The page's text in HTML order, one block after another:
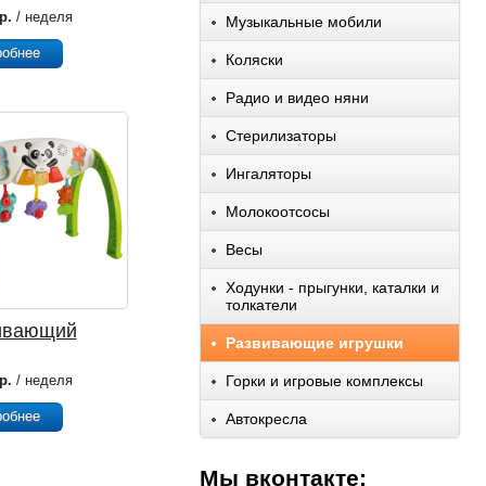
р. / неделя
Растем
р. / неделя
Музыкальные мобили
Коляски
Радио и видео няни
Стерилизаторы
Ингаляторы
Молокоотсосы
Весы
Ходунки - прыгунки, каталки и
толкатели
Развивающие игрушки
Горки и игровые комплексы
Автокресла
Мы вконтакте: